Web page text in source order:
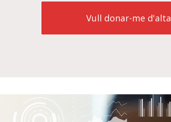
Vull donar-me d'alta